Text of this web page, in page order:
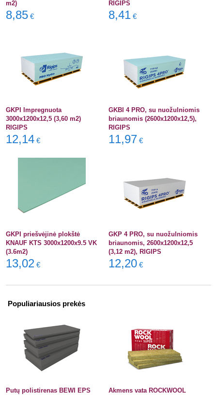
m2)
8,85 €
RIGIPS
8,41 €
GKPI Impregnuota
3000x1200x12,5 (3,60 m2)
RIGIPS
12,14 €
GKBI 4 PRO, su nuožulniomis
briaunomis (2600x1200x12,5),
RIGIPS
11,97 €
GKPI priešvėjinė plokštė
KNAUF KTS 3000x1200x9.5 VK
(3.6m2)
13,02 €
GKP 4 PRO, su nuožulniomis
briaunomis, 2600x1200x12,5
(3,12 m2), RIGIPS
12,20 €
Populiariausios prekės
Putų polistirenas BEWI EPS
Akmens vata ROCKWOOL